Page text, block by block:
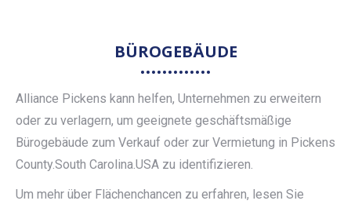
BÜROGEBÄUDE
Alliance Pickens kann helfen, Unternehmen zu erweitern
oder zu verlagern, um geeignete geschäftsmäßige
Bürogebäude zum Verkauf oder zur Vermietung in Pickens
County.South Carolina.USA zu identifizieren.
Um mehr über Flächenchancen zu erfahren, lesen Sie